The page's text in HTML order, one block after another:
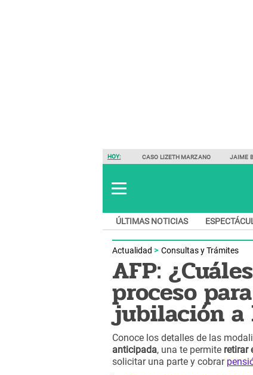
HOY: CASO LIZETH MARZANO JAIME
ÚLTIMAS NOTICIAS
Actualidad Consultas y Trámites
AFP:
proceso
jubilación a
Conoce los detalles de las
anticipada, una te permite retirar
solicitar una parte y cobrar